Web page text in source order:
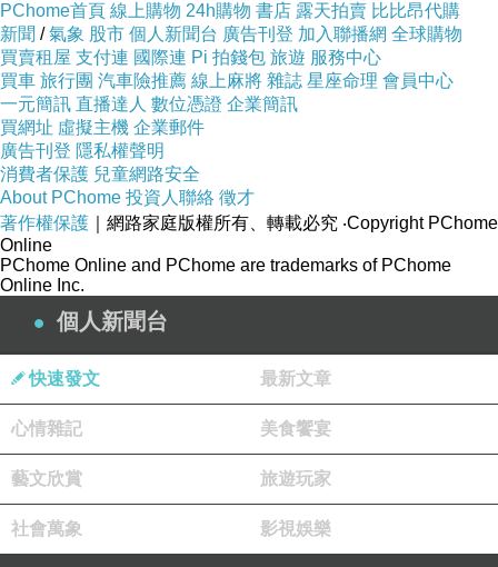
PChome首頁 線上購物 24h購物 書店 露天拍賣 比比昂代購
新聞 /氣象 股市 個人新聞台 廣告刊登 加入聯播網 全球購物
買賣租屋 支付連 國際連 Pi 拍錢包 旅遊 服務中心
買車 旅行團 汽車險推薦 線上麻將 雜誌 星座命理 會員中心
一元簡訊 直播達人 數位憑證 企業簡訊
買網址 虛擬主機 企業郵件
廣告刊登 隱私權聲明
消費者保護 兒童網路安全
About PChome 投資人聯絡 徵才
著作權保護 ｜網路家庭版權所有、轉載必究 ‧Copyright PChome
Online
PChome Online and PChome are trademarks of PChome
Online Inc.
個人新聞台
快速發文 最新文章
心情雜記 美食饗宴
藝文欣賞 旅遊玩家
社會萬象 影視娛樂